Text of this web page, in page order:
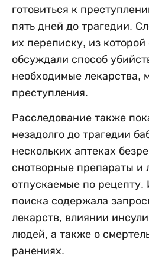
готовиться к
пять дней до трагедии.
их переписку, из которой
обсуждали способ
необходимые лекарства,
преступления.
Расследование также
незадолго до трагедии
нескольких аптеках
снотворные препараты и
отпускаемые по рецепту.
поиска содержала
лекарств, влиянии
людей, а также о
ранениях.